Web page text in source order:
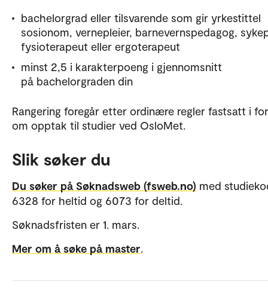
bachelorgrad eller tilsvarende som gir yrkestittel
sosionom, vernepleier, barnevernspedagog,
fysioterapeut eller ergoterapeut
minst 2,5 i karakterpoeng i gjennomsnitt
på bachelorgraden din
Rangering foregår etter ordinære regler fastsatt i
om opptak til studier ved OsloMet.
Slik søker du
Du søker på Søknadsweb (fsweb.no) med
6328 for heltid og 6073 for deltid.
Søknadsfristen er 1. mars.
Mer om å søke på master.